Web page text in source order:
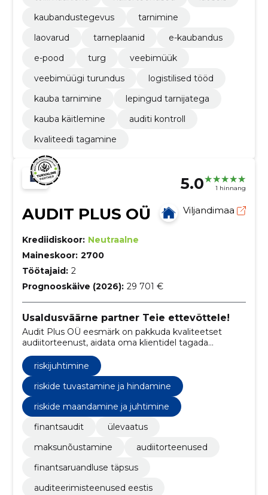
kaubandustegevus
tarnimine
laovarud
tarneplaanid
e-kaubandus
e-pood
turg
veebimüük
veebimüügi turundus
logistilised tööd
kauba tarnimine
lepingud tarnijatega
kauba käitlemine
auditi kontroll
kvaliteedi tagamine
5.0 1 hinnang
AUDIT PLUS OÜ Viljandimaa
Krediidiskoor: Neutraalne
Maineskoor: 2700
Töötajaid: 2
Prognooskäive (2026): 29 701 €
Usaldusväärne partner Teie ettevõttele!
Audit Plus OÜ eesmärk on pakkuda kvaliteetset
audiitorteenust, aidata oma klientidel tagada
finantsaruandluse usaldusväärsus ning vastavus
seadusandlikele nõuetele.
riskijuhtimine
riskide tuvastamine ja hindamine
riskide maandamine ja juhtimine
finantsaudit
ülevaatus
maksunõustamine
audiitorteenused
finantsaruandluse täpsus
auditeerimisteenused eestis